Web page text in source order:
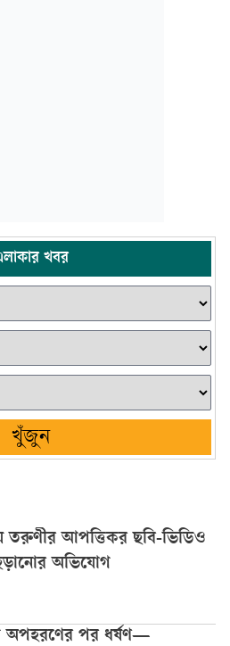
খবর
খুঁজুন
আপত্তিকর ছবি-ভিডিও
অভিযোগ
অপহরণের পর ধর্ষণ—